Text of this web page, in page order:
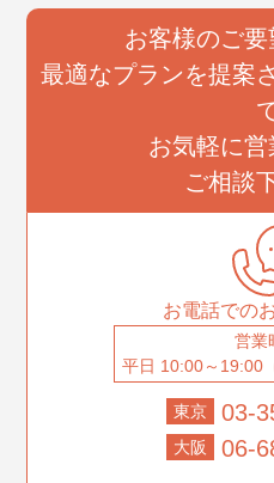
お客様のご要
最適なプランを提案
お気軽に
ご相談
お電話での
営業
平日 10:00～19:00
東京 03-
大阪 06-